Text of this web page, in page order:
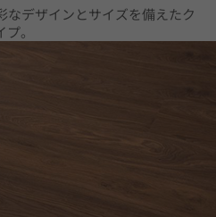
なデザインとサイズを備えたク
。